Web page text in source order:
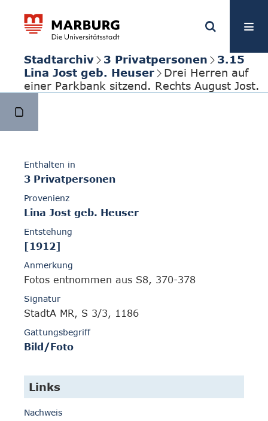
Stadtarchiv 3 Privatpersonen
3.15
Lina Jost geb. Heuser
Drei Herren auf
einer Parkbank sitzend. Rechts August Jost.
Enthalten in
3 Privatpersonen
Provenienz
Lina Jost geb. Heuser
Entstehung
[1912]
Anmerkung
Fotos entnommen aus S8, 370-378
Signatur
StadtA MR, S 3/3, 1186
Gattungsbegriff
Bild/Foto
Links
Nachweis